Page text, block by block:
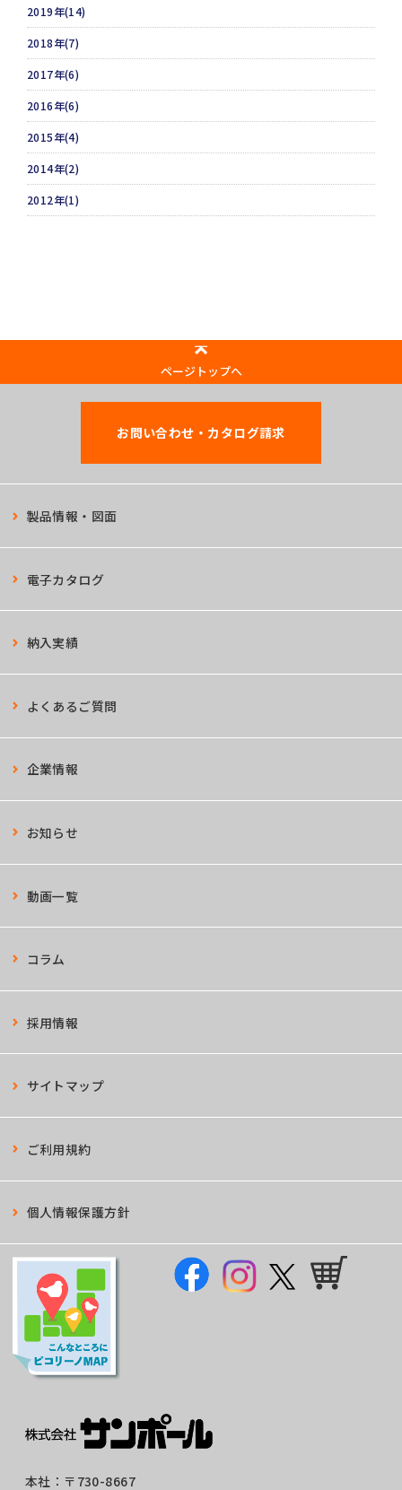
2019年(14)
2018年(7)
2017年(6)
2016年(6)
2015年(4)
2014年(2)
2012年(1)
ページトップへ
製品情報・図面
電子カタログ
納入実績
よくあるご質問
お問い合わせ・カタログ請求
企業情報
お知らせ
動画一覧
コラム
採用情報
サイトマップ
ご利用規約
個人情報保護方針
本社： 〒730-8667